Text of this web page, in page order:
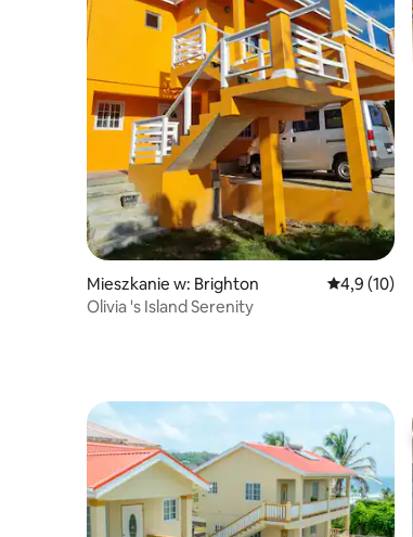
Mieszkanie w: Brighton Średnia
4,9 (10)
Olivia 's Island Serenity